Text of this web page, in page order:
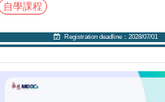
自學課程
Registration deadline：2028/07/01